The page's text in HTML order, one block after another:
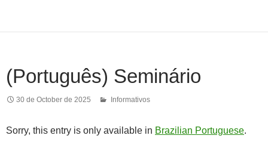
(Português) Seminário
30 de October de 2025 Informativos
Sorry, this entry is only available in Brazilian Portuguese.